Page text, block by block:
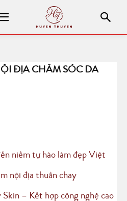
ĐỊA CHĂM SÓC DA
niềm tự hào làm đẹp Việt
nội địa thuần chay
– Kết hợp công nghệ cao